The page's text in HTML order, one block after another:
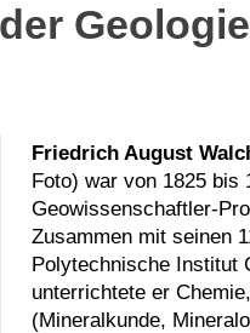
Friedrich August
Foto) war von 1825 bis
Geowissenschaftler-
Zusammen mit seinen
Polytechnische Institut
unterrichtete er
(Mineralkunde,